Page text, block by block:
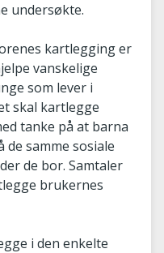
undersøkte.
kartlegging er
vanskelige
som lever i
skal kartlegge
tanke på at barna
samme sosiale
de bor. Samtaler
brukernes
i den enkelte